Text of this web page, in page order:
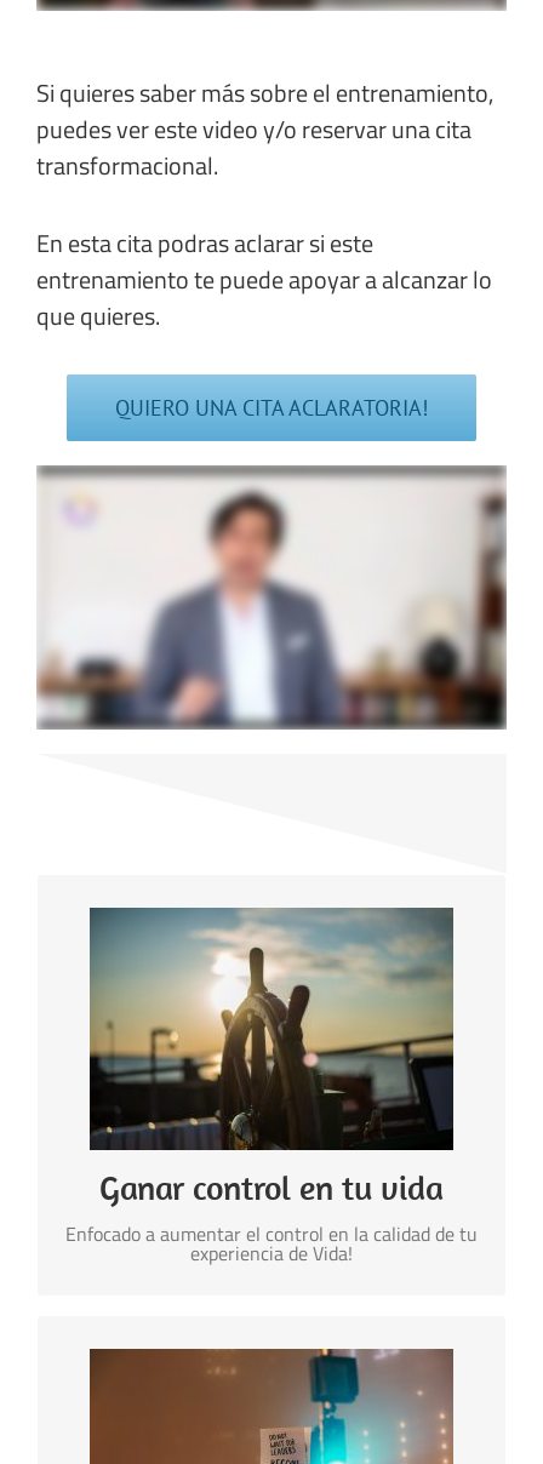
Si quieres saber más sobre el entrenamiento,
puedes ver este video y/o reservar una cita
transformacional.
En esta cita podras aclarar si este
entrenamiento te puede apoyar a alcanzar lo
que quieres.
QUIERO UNA CITA ACLARATORIA!
Ganar control en tu vida
Enfocado a aumentar el control en la calidad de tu
experiencia de Vida!
Control en tu experiencia de Vida
Aprender a enfocar tu energía y tiempo de vida
hacia los resultados que sí quieres en tu vida,
gestionando pensamientos y acciones que drenan
poder y distraen sin agregar valor a tu calidad de
vida.
Aprenderás técnicas para liderar equipos
enfocados a conseguir resultados eficientemente.